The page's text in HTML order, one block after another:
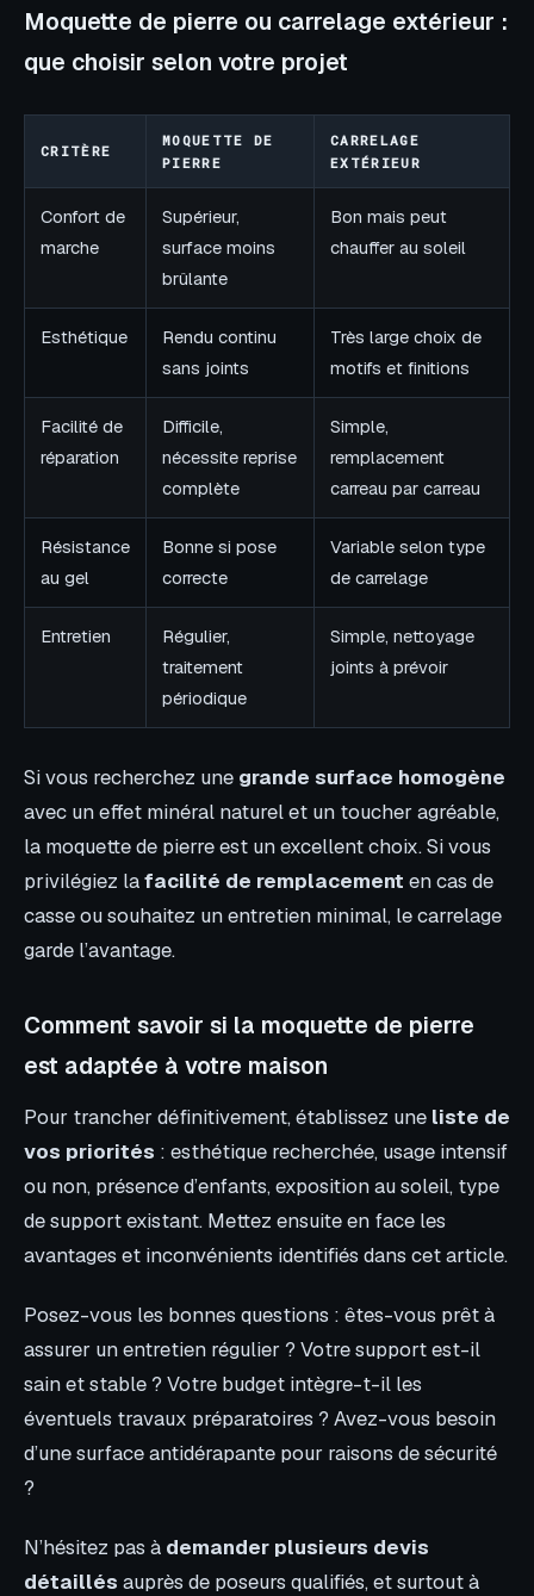
Moquette de pierre ou carrelage extérieur :
que choisir selon votre projet
CRITÈRE
MOQUETTE DE
PIERRE
CARRELAGE
EXTÉRIEUR
Confort de
marche
Supérieur,
surface moins
brûlante
Bon mais peut
chauffer au soleil
Esthétique
Rendu continu
sans joints
Très large choix de
motifs et finitions
Facilité de
réparation
Difficile,
nécessite reprise
complète
Simple,
remplacement
carreau par carreau
Résistance
au gel
Bonne si pose
correcte
Variable selon type
de carrelage
Entretien
Régulier,
traitement
périodique
Simple, nettoyage
joints à prévoir
Si vous recherchez une grande surface homogène
avec un effet minéral naturel et un toucher agréable,
la moquette de pierre est un excellent choix. Si vous
privilégiez lafacilité de remplacement en cas de
casse ou souhaitez un entretien minimal, le carrelage
garde l’avantage.
Comment savoir si la moquette de pierre
est adaptée à votre maison
Pour trancher définitivement, établissez une liste de
vos priorités : esthétique recherchée, usage intensif
ou non, présence d’enfants, exposition au soleil, type
de support existant. Mettez ensuite en face les
avantages et inconvénients identifiés dans cet article.
Posez-vous les bonnes questions : êtes-vous prêt à
assurer un entretien régulier ? Votre support est-il
sain et stable ? Votre budget intègre-t-il les
éventuels travaux préparatoires ? Avez-vous besoin
d’une surface antidérapante pour raisons de sécurité
?
N’hésitez pas à demander plusieurs devis
détaillés auprès de poseurs qualifiés, et surtout à